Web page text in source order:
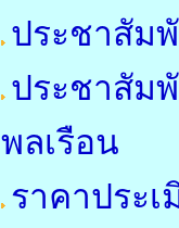
ประชาสัม
ประชาสัม
พลเรือน
ราคาประ